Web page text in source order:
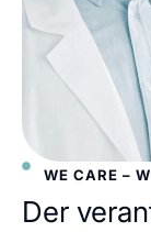
WE CARE –
Der